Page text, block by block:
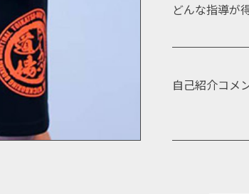
どんな指導が
自己紹介コメ